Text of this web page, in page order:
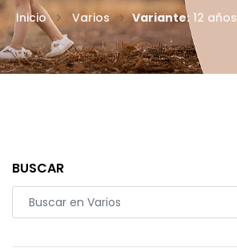
Inicio Varios Variante: 12 años
BUSCAR